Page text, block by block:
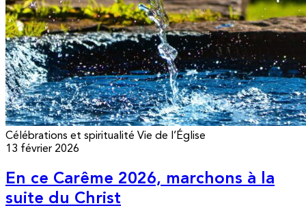
Célébrations et spiritualité Vie de l’Église
13 février 2026
En ce Carême 2026, marchons à la
suite du Christ